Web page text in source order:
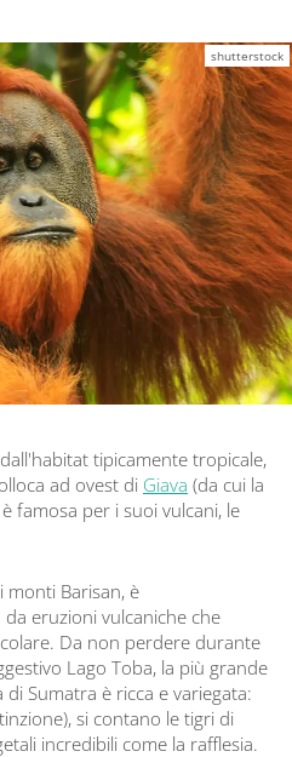
shutterstock
tipicamente tropicale,
ad ovest di Giava (da cui la
famosa per i suoi vulcani, le
monti Barisan, è
eruzioni vulcaniche che
Da non perdere durante
Lago Toba, la più grande
Sumatra è ricca e variegata:
si contano le tigri di
incredibili come la rafflesia.